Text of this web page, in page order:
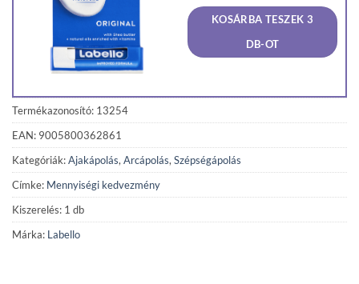
was:
645 Ft.
is:
613
KOSÁRBA TESZEK 3
DB-OT
Termékazonosító: 13254
EAN: 9005800362861
Kategóriák:Ajakápolás,Arcápolás,Szépségápolás
Címke: Mennyiségi kedvezmény
Kiszerelés: 1 db
Márka: Labello